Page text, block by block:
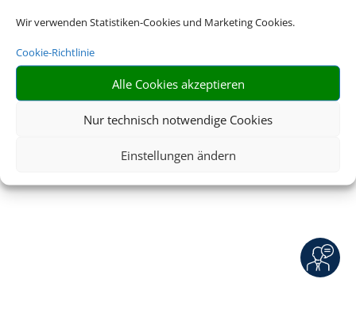
Wir verwenden Statistiken-Cookies und Marketing Cookies.
Cookie-Richtlinie
Alle Cookies akzeptieren
Nur technisch notwendige Cookies
Einstellungen ändern